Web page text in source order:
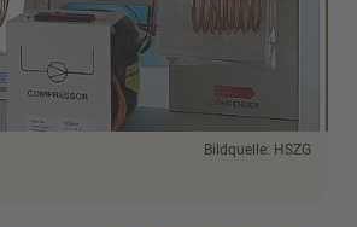
Bildquelle: HSZG